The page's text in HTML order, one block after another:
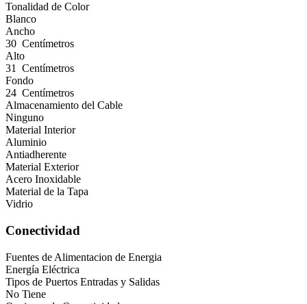
Tonalidad de Color
Blanco
Ancho
30 Centímetros
Alto
31 Centímetros
Fondo
24 Centímetros
Almacenamiento del Cable
Ninguno
Material Interior
Aluminio
Antiadherente
Material Exterior
Acero Inoxidable
Material de la Tapa
Vidrio
Conectividad
Fuentes de Alimentacion de Energia
Energía Eléctrica
Tipos de Puertos Entradas y Salidas
No Tiene